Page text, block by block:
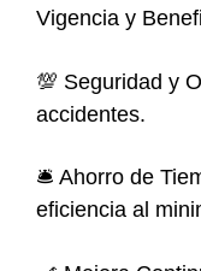
Vigencia y
💯 Seguridad y
accidentes.
🛎 Ahorro de
eficiencia al